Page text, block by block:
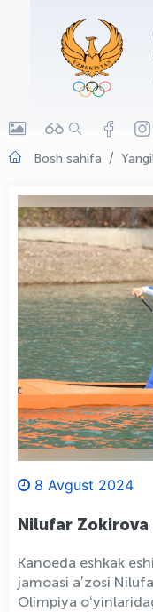
Bosh sahifa
8 Avgust 2024
Nilufar Zokirova
Kanoeda eshkak
jamoasi aʼzosi
Olimpiya
OLYMPCHIK AI -
Onlayn · olympic.uz